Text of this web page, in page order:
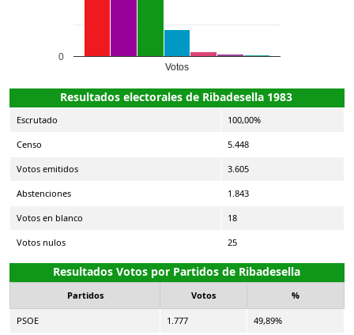
Votos
0
Resultados electorales de Ribadesella 1983
Escrutado 100,00%
Censo 5.448
Votos emitidos 3.605
Abstenciones 1.843
Votos en blanco 18
Votos nulos 25
Resultados Votos por Partidos de Ribadesella
Partidos Votos %
PSOE 1.777 49,89%